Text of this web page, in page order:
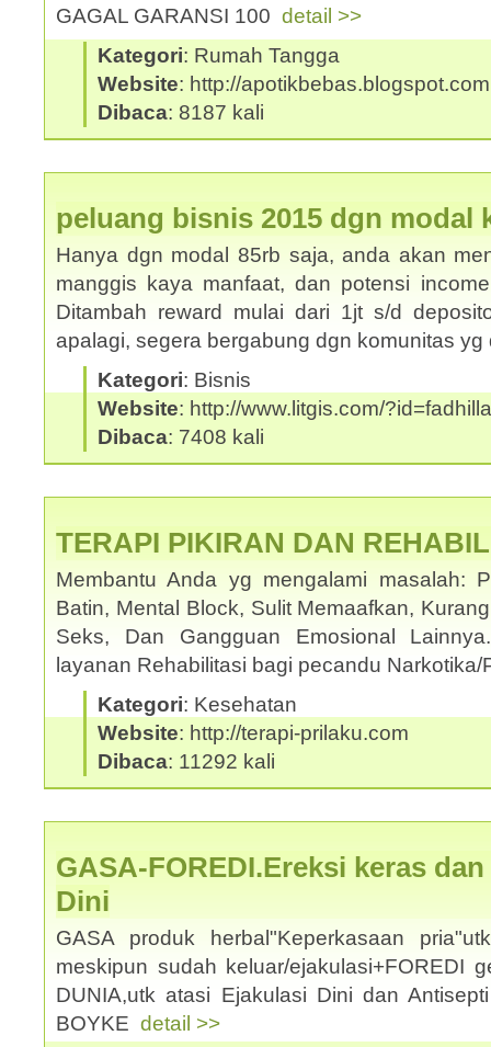
GAGAL GARANSI 100 detail >>
Kategori: Rumah Tangga
Website: http://apotikbebas.blogspot.com
Dibaca: 8187 kali
peluang bisnis 2015 dgn modal
Hanya dgn modal 85rb saja, anda akan
manggis kaya manfaat, dan potensi
Ditambah reward mulai dari 1jt s/d
apalagi, segera bergabung dgn komunitas
Kategori: Bisnis
Website: http://www.litgis.com/
Dibaca: 7408 kali
TERAPI PIKIRAN DAN
Membantu Anda yg mengalami masalah:
Batin, Mental Block, Sulit Memaafkan,
Seks, Dan Gangguan Emosional
layanan Rehabilitasi bagi pecandu
Kategori: Kesehatan
Website: http://terapi-prilaku.com
Dibaca: 11292 kali
GASA-FOREDI.Ereksi keras
Dini
GASA produk herbal"Keperkasaan
meskipun sudah keluar/ejakulasi+FOREDI
DUNIA,utk atasi Ejakulasi Dini dan
BOYKE detail >>